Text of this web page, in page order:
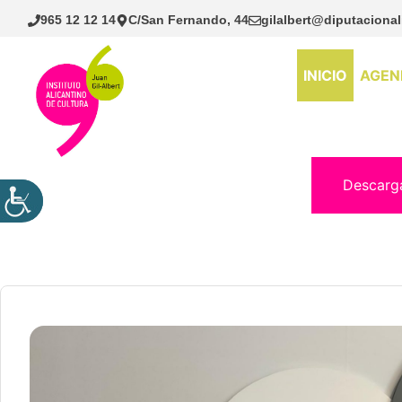
Saltar
965 12 12 14 C/San Fernando, 44
INICIO